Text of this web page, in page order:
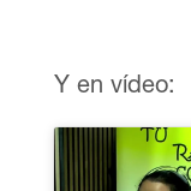
Y en vídeo: